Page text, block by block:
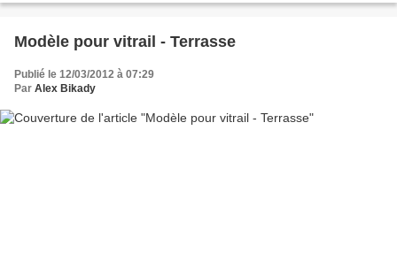
Modèle pour vitrail - Terrasse
Publié le 12/03/2012 à 07:29
Par Alex Bikady